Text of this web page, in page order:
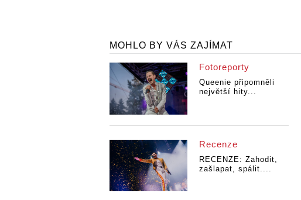
MOHLO BY VÁS ZAJÍMAT
Fotoreporty
Queenie připomněli
největší hity...
Recenze
RECENZE: Zahodit,
zašlapat, spálit....